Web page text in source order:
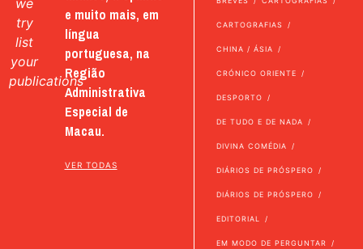
try
list
your
publications
e muito mais, em
língua
portuguesa, na
Região
Administrativa
Especial de
Macau.
VER TODAS
CARTOGRAFIAS
CHINA / ÁSIA
CRÓNICO ORIENTE
DESPORTO
DE TUDO E DE NADA
DIVINA COMÉDIA
DIÁRIOS DE PRÓSPERO
DIÁRIOS DE PRÓSPERO
EDITORIAL
EM MODO DE PERGUNTAR